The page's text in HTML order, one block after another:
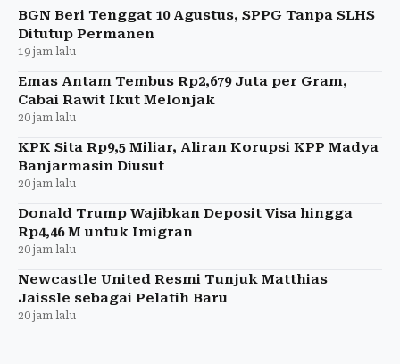
BGN Beri Tenggat 10 Agustus, SPPG Tanpa SLHS
Ditutup Permanen
19 jam lalu
Emas Antam Tembus Rp2,679 Juta per Gram,
Cabai Rawit Ikut Melonjak
20 jam lalu
KPK Sita Rp9,5 Miliar, Aliran Korupsi KPP Madya
Banjarmasin Diusut
20 jam lalu
Donald Trump Wajibkan Deposit Visa hingga
Rp4,46 M untuk Imigran
20 jam lalu
Newcastle United Resmi Tunjuk Matthias
Jaissle sebagai Pelatih Baru
20 jam lalu